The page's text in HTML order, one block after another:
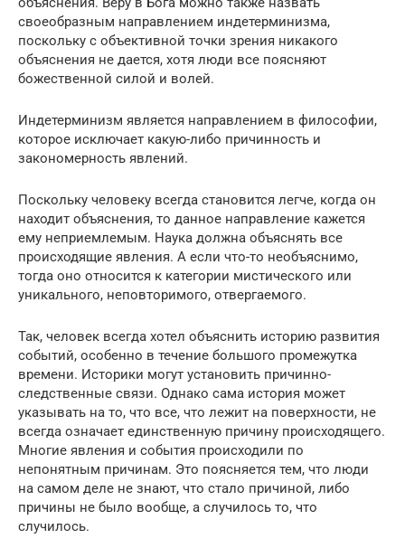
своеобразным направлением индетерминизма,
поскольку с объективной точки зрения никакого
объяснения не дается, хотя люди все поясняют
божественной силой и волей.
Индетерминизм является направлением в философии,
которое исключает какую-либо причинность и
закономерность явлений.
Поскольку человеку всегда становится легче, когда он
находит объяснения, то данное направление кажется
ему неприемлемым. Наука должна объяснять все
происходящие явления. А если что-то необъяснимо,
тогда оно относится к категории мистического или
уникального, неповторимого, отвергаемого.
Так, человек всегда хотел объяснить историю развития
событий, особенно в течение большого промежутка
времени. Историки могут установить причинно-
следственные связи. Однако сама история может
указывать на то, что все, что лежит на поверхности, не
всегда означает единственную причину происходящего.
Многие явления и события происходили по
непонятным причинам. Это поясняется тем, что люди
на самом деле не знают, что стало причиной, либо
причины не было вообще, а случилось то, что
случилось.